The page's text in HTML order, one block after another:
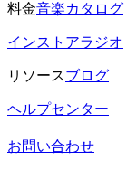
料金音楽カタログ
インストアラジオ
リソースブログ
ヘルプセンター
お問い合わせ